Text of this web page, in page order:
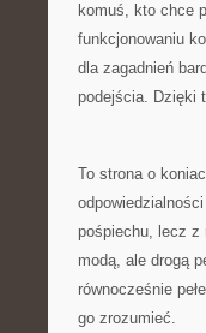
komuś, kto chce
funkcjonowaniu
dla zagadnień
podejścia. Dzięki
To strona o
pośpiechu, lecz z
modą, ale drogą
równocześnie
go zrozumieć.